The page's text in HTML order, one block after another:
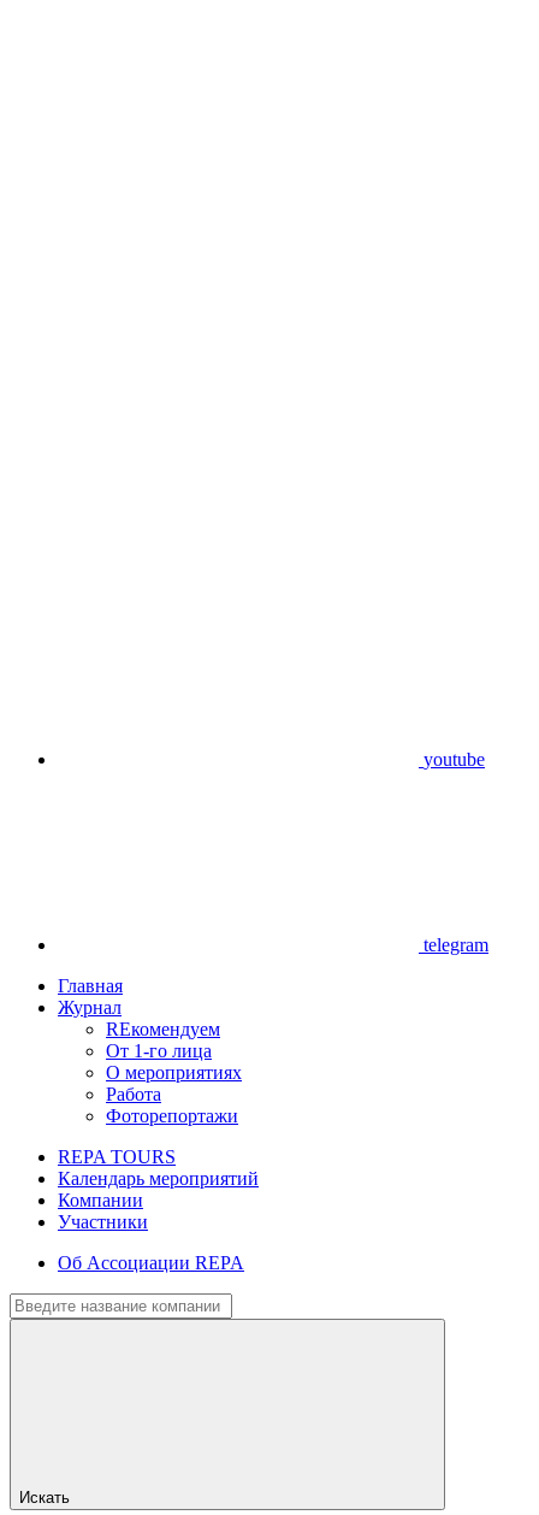
youtube
telegram
Главная
Журнал
REкомендуем
От 1-го лица
О мероприятиях
Работа
Фоторепортажи
REPA TOURS
Календарь мероприятий
Компании
Участники
Об Ассоциации REPA
Искать